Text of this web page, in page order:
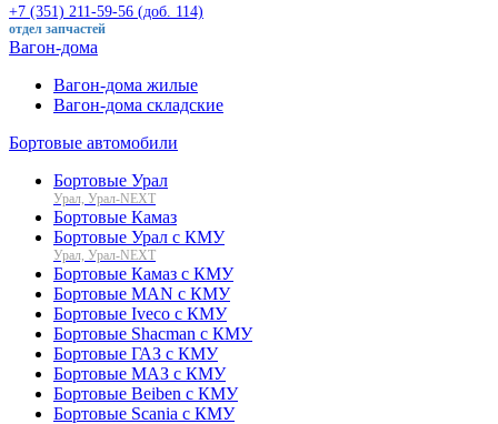
+7 (351) 211-59-56 (доб. 114)
отдел запчастей
Вагон-дома
Вагон-дома жилые
Вагон-дома складские
Бортовые автомобили
Бортовые Урал
Урал, Урал-NEXT
Бортовые Камаз
Бортовые Урал с КМУ
Урал, Урал-NEXT
Бортовые Камаз с КМУ
Бортовые MAN с КМУ
Бортовые Iveco с КМУ
Бортовые Shacman с КМУ
Бортовые ГАЗ с КМУ
Бортовые МАЗ с КМУ
Бортовые Beiben с КМУ
Бортовые Scania с КМУ